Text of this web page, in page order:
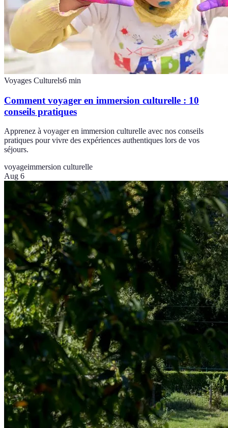
Voyages Culturels6 min
Comment voyager en immersion culturelle : 10
conseils pratiques
Apprenez à voyager en immersion culturelle avec nos conseils
pratiques pour vivre des expériences authentiques lors de vos
séjours.
voyageimmersion culturelle
Aug 6